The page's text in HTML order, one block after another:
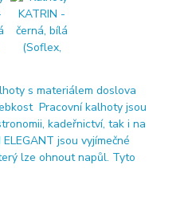
s materiálem doslova
Pracovní kalhoty jsou
kadeřnictví, tak i na
jsou vyjímečné
lze ohnout napůl. Tyto